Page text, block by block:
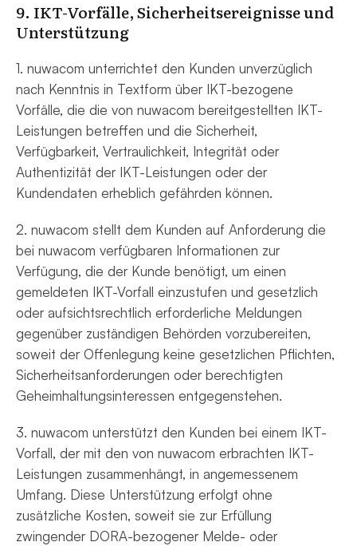
9. IKT-Vorfälle, Sicherheitsereignisse und
Unterstützung
1. nuwacom unterrichtet den Kunden unverzüglich
nach Kenntnis in Textform über IKT-bezogene
Vorfälle, die die von nuwacom bereitgestellten IKT-
Leistungen betreffen und die Sicherheit,
Verfügbarkeit, Vertraulichkeit, Integrität oder
Authentizität der IKT-Leistungen oder der
Kundendaten erheblich gefährden können.
2. nuwacom stellt dem Kunden auf Anforderung die
bei nuwacom verfügbaren Informationen zur
Verfügung, die der Kunde benötigt, um einen
gemeldeten IKT-Vorfall einzustufen und gesetzlich
oder aufsichtsrechtlich erforderliche Meldungen
gegenüber zuständigen Behörden vorzubereiten,
soweit der Offenlegung keine gesetzlichen Pflichten,
Sicherheitsanforderungen oder berechtigten
Geheimhaltungsinteressen entgegenstehen.
3. nuwacom unterstützt den Kunden bei einem IKT-
Vorfall, der mit den von nuwacom erbrachten IKT-
Leistungen zusammenhängt, in angemessenem
Umfang. Diese Unterstützung erfolgt ohne
zusätzliche Kosten, soweit sie zur Erfüllung
zwingender DORA-bezogener Melde- oder